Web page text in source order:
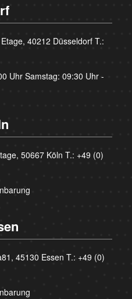
40212 Düsseldorf T.:
Uhr Samstag: 09:30 Uhr -
50667 Köln T.: +49 (0)
45130 Essen T.: +49 (0)